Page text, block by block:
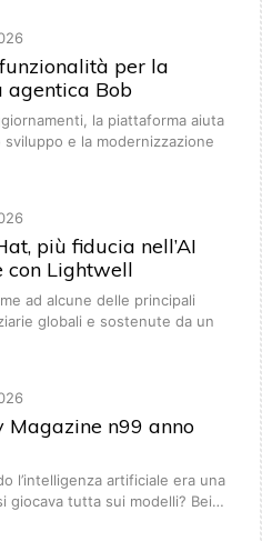
per la
Bob
la piattaforma aiuta
sviluppo e la modernizzazione
più fiducia nell’AI
con Lightwell
ad alcune delle principali
globali e sostenute da un
Magazine n99 anno
l’intelligenza artificiale era una
giocava tutta sui modelli? Bei…